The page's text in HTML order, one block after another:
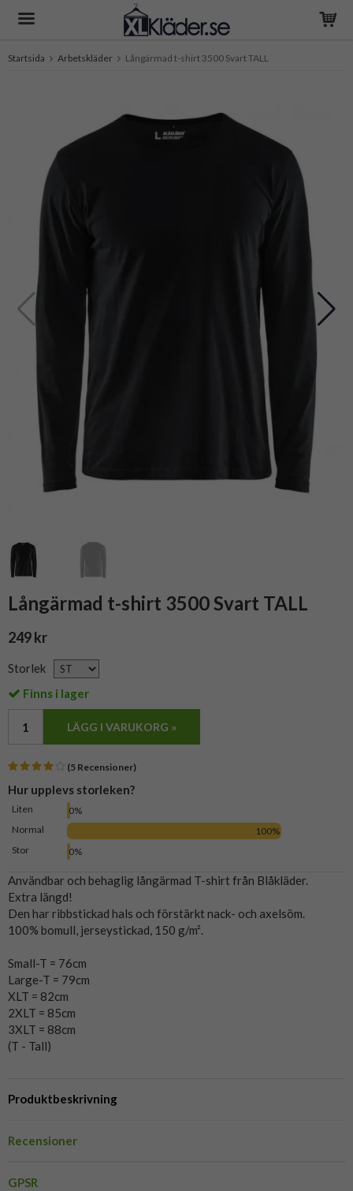
Startsida Arbetskläder Långärmad t-shirt 3500 Svart TALL
Långärmad t-shirt 3500 Svart TALL
249 kr
Storlek
Finns i lager
LÄGG I VARUKORG »
(5 Recensioner)
Hur upplevs storleken?
Liten
0%
Normal
100%
Stor
0%
Produktbeskrivning
Recensioner
GPSR
Användbar och behaglig långärmad T-shirt från Blåkläder.
Extra längd!
Den har ribbstickad hals och förstärkt nack- och axelsöm.
100% bomull, jerseystickad, 150 g/m².
Small-T = 76cm
Large-T = 79cm
XLT = 82cm
2XLT = 85cm
3XLT = 88cm
(T - Tall)